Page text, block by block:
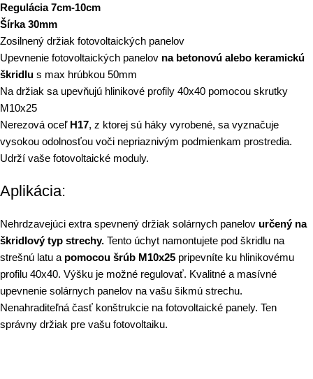
Regulácia 7cm-10cm
Šírka 30mm
Zosilnený držiak fotovoltaických panelov
Upevnenie fotovoltaických panelov na betonovú alebo keramickú
škridlu s max hrúbkou 50mm
Na držiak sa upevňujú hlinikové profily 40x40 pomocou skrutky
M10x25
Nerezová oceľ H17, z ktorej sú háky vyrobené, sa vyznačuje
vysokou odolnosťou voči nepriaznivým podmienkam prostredia.
Udrží vaše fotovoltaické moduly.
Aplikácia:
Nehrdzavejúci extra spevnený držiak solárnych panelov určený na
škridlový typ strechy. Tento úchyt namontujete pod škridlu na
strešnú latu a pomocou šrúb M10x25 pripevníte ku hlinikovému
profilu 40x40. Výšku je možné regulovať. Kvalitné a masívné
upevnenie solárnych panelov na vašu šikmú strechu.
Nenahraditeľná časť konštrukcie na fotovoltaické panely. Ten
správny držiak pre vašu fotovoltaiku.